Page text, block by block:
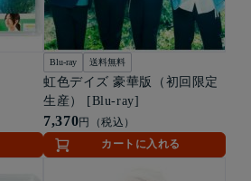
Blu-ray 送料無料
虹色デイズ 豪華版（初回限定
生産） [Blu-ray]
7,370円（税込）
カートに入れる